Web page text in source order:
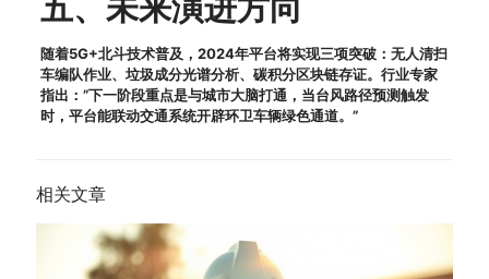
随着5G+北斗技术普及，2024年平台将实现三项突破：无人清扫
车编队作业、垃圾成分光谱分析、碳积分区块链存证。行业专家
指出：”下一阶段重点是与城市大脑打通，当台风路径预测触发
时，平台能联动交通系统开辟环卫车辆绿色通道。”
相关文章